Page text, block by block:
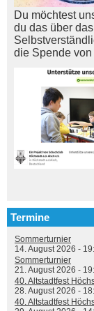
Du möchtest
du das über das
die Spende
Termine
Sommerturnier
14. August 2026 -
Sommerturnier
21. August 2026 -
40. Altstadtfest
28. August 2026 -
40. Altstadtfest